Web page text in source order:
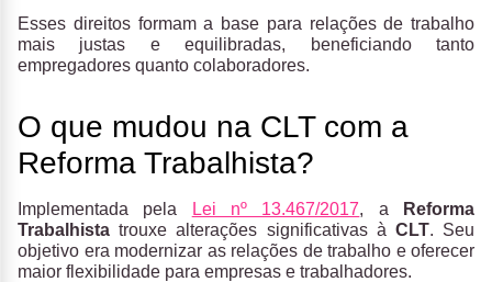
Esses direitos formam a base para relações de trabalho
mais justas e equilibradas, beneficiando tanto
empregadores quanto colaboradores.
O que mudou na CLT com a
Reforma Trabalhista?
Implementada pela Lei nº 13.467/2017, a
Reforma
Trabalhista trouxe alterações significativas à CLT. Seu
objetivo era modernizar as relações de trabalho e oferecer
maior flexibilidade para empresas e trabalhadores.